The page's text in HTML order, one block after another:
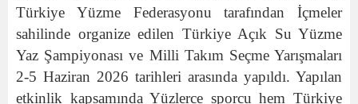
Türkiye Yüzme Federasyonu tarafından İçmeler
sahilinde organize edilen Türkiye Açık Su Yüzme
Yaz Şampiyonası ve Milli Takım Seçme Yarışmaları
2-5 Haziran 2026 tarihleri arasında yapıldı. Yapılan
etkinlik kapsamında Yüzlerce sporcu hem Türkiye